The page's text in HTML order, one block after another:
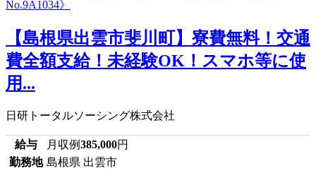
【島根県出雲市斐川町】寮費無料！交通
費全額支給！未経験OK！スマホ等に使
用...
日研トータルソーシング株式会社
給与 月収例385,000円
勤務地 島根県 出雲市